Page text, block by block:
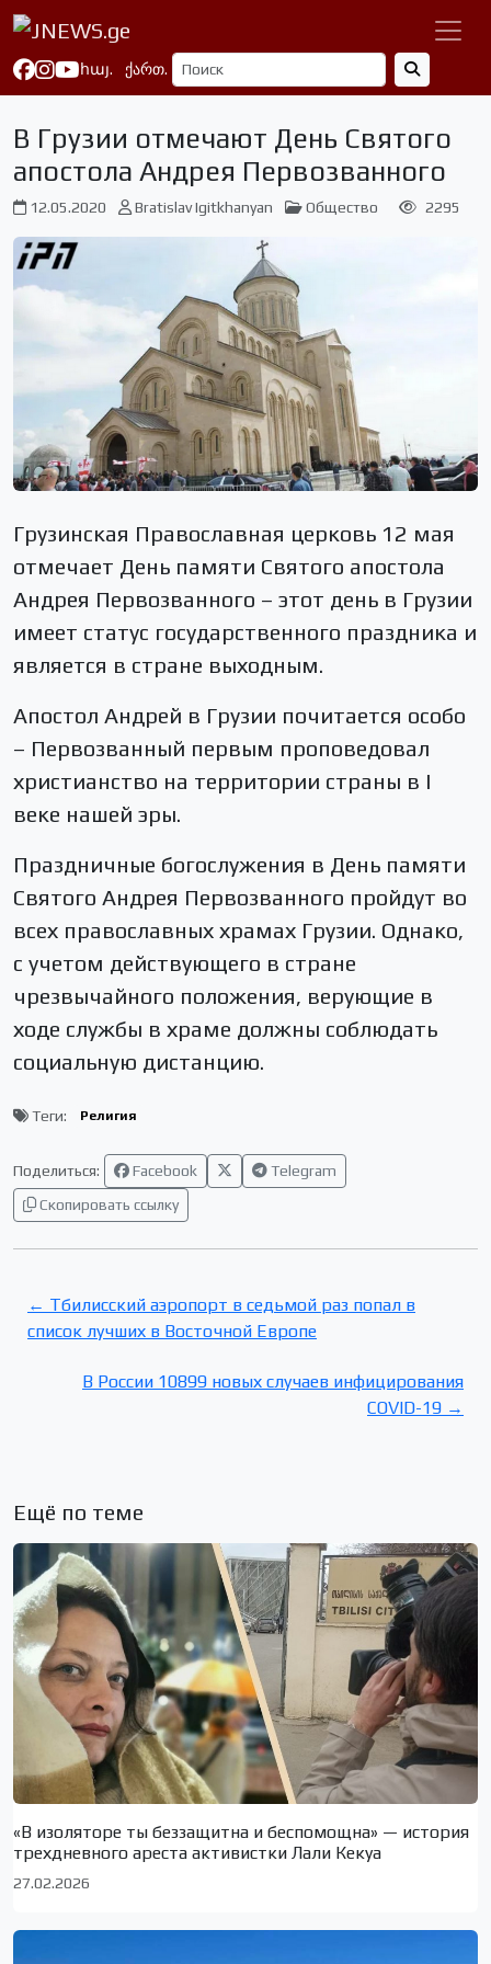
հայ. ქართ.
В Грузии отмечают День Святого
апостола Андрея Первозванного
12.05.2020 Bratislav Igitkhanyan Общество 2295
Грузинская Православная церковь 12 мая
отмечает День памяти Святого апостола
Андрея Первозванного – этот день в Грузии
имеет статус государственного праздника и
является в стране выходным.
Апостол Андрей в Грузии почитается особо
– Первозванный первым проповедовал
христианство на территории страны в I
веке нашей эры.
Праздничные богослужения в День памяти
Святого Андрея Первозванного пройдут во
всех православных храмах Грузии. Однако,
с учетом действующего в стране
чрезвычайного положения, верующие в
ходе службы в храме должны соблюдать
социальную дистанцию.
Теги: Религия
Поделиться: Facebook
Telegram
Скопировать ссылку
← Тбилисский аэропорт в седьмой раз попал в
список лучших в Восточной Европе
В России 10899 новых случаев инфицирования
COVID-19 →
Ещё по теме
«В изоляторе ты беззащитна и беспомощна» — история
трехдневного ареста активистки Лали Кекуа
27.02.2026